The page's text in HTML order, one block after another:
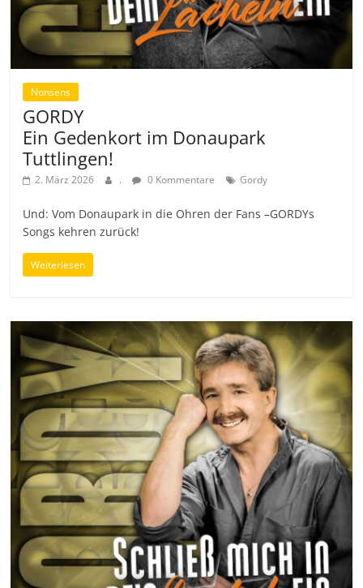
Nonsens
GORDY
Ein Gedenkort im Donaupark
Tuttlingen!
2. März 2026 . 0 Kommentare Gordy
Und: Vom Donaupark in die Ohren der Fans –GORDYs
Songs kehren zurück!
Weiterlesen